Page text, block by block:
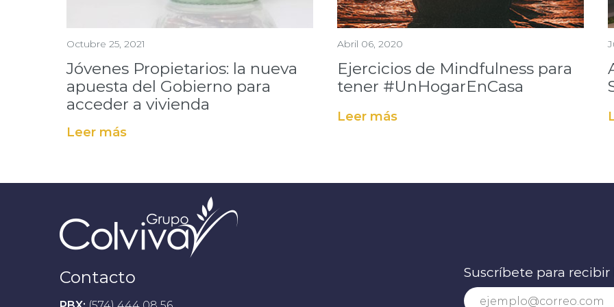
Octubre 25, 2021
Jóvenes Propietarios: la nueva
apuesta del Gobierno para
acceder a vivienda
Leer más
Abril 06, 2020
Ejercicios de Mindfulness para
tener #UnHogarEnCasa
Leer más
Contacto Suscríbete para